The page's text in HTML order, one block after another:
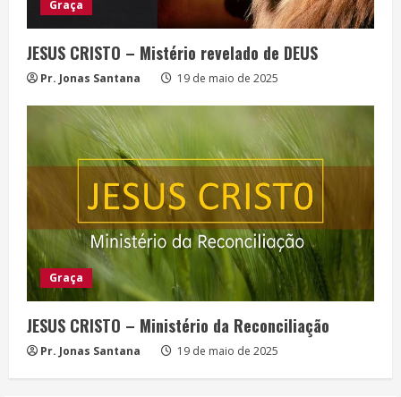
Graça
JESUS CRISTO – Mistério revelado de DEUS
Pr. Jonas Santana 19 de maio de 2025
Graça
JESUS CRISTO – Ministério da Reconciliação
Pr. Jonas Santana 19 de maio de 2025